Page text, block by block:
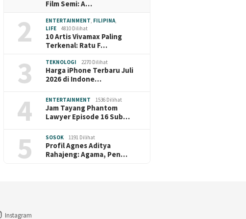
Film Semi: A…
2 ENTERTAINMENT FILIPINA
LIFE
4810 Dilihat
10 Artis Vivamax Paling
Terkenal: Ratu F…
3 TEKNOLOGI 2270 Dilihat
Harga iPhone Terbaru Juli
2026 di Indone…
4 ENTERTAINMENT 1536 Dilihat
Jam Tayang Phantom
Lawyer Episode 16 Sub…
5 SOSOK 1191 Dilihat
Profil Agnes Aditya
Rahajeng: Agama, Pen…
Instagram